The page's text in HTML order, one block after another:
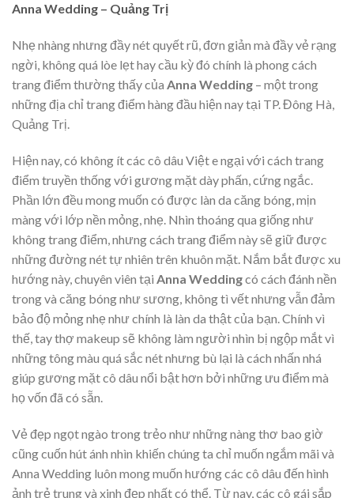
Anna Wedding – Quảng Trị
Nhẹ nhàng nhưng đầy nét quyết rũ, đơn giản mà đầy vẻ rạng
ngời, không quá lòe lẹt hay cầu kỳ đó chính là phong cách
trang điểm thường thấy của Anna Wedding – một trong
những địa chỉ trang điểm hàng đầu hiện nay tại TP. Đông Hà,
Quảng Trị.
Hiện nay, có không ít các cô dâu Việt e ngại với cách trang
điểm truyền thống với gương mặt dày phấn, cứng ngắc.
Phần lớn đều mong muốn có được làn da căng bóng, mịn
màng với lớp nền mỏng, nhẹ. Nhìn thoáng qua giống như
không trang điểm, nhưng cách trang điểm này sẽ giữ được
những đường nét tự nhiên trên khuôn mặt. Nắm bắt được xu
hướng này, chuyên viên tại Anna Weddingcó cách đánh nền
trong và căng bóng như sương, không tì vết nhưng vẫn đảm
bảo độ mỏng nhẹ như chính là làn da thật của bạn. Chính vì
thế, tay thợ makeup sẽ không làm người nhìn bị ngộp mắt vì
những tông màu quá sắc nét nhưng bù lại là cách nhấn nhá
giúp gương mặt cô dâu nổi bật hơn bởi những ưu điểm mà
họ vốn đã có sẵn.
Vẻ đẹp ngọt ngào trong trẻo như những nàng thơ bao giờ
cũng cuốn hút ánh nhìn khiến chúng ta chỉ muốn ngắm mãi và
Anna Wedding luôn mong muốn hướng các cô dâu đến hình
ảnh trẻ trung và xinh đẹp nhất có thể. Từ nay, các cô gái sắp